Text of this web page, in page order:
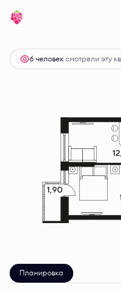
1-комнатная
6 человек смотрели эту
Планировка